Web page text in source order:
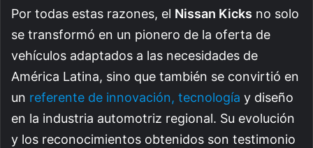
Por todas estas razones, el Nissan Kicks no solo
se transformó en un pionero de la oferta de
vehículos adaptados a las necesidades de
América Latina, sino que también se convirtió en
un referente de innovación, tecnología y diseño
en la industria automotriz regional. Su evolución
y los reconocimientos obtenidos son testimonio